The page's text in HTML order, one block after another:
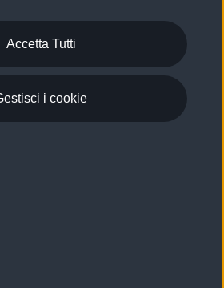
Accetta Tutti
i cookie